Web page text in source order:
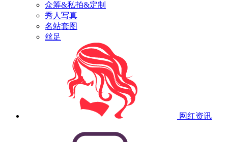
众筹&私拍&定制
秀人写真
名站套图
丝足
网红资讯